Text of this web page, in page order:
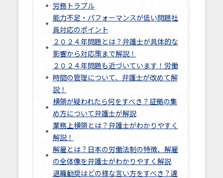
労務トラブル
能力不足・パフォーマンスが低い問題社
員対応のポイント
２０２４年問題とは？弁護士が具体的な
影響から対応策まで解説！
２０２４年問題も近づいています！労働
時間の管理について、弁護士が改めて解
説！
横領が疑われたら何をすべき？証拠の集
め方について弁護士が解説
業務上横領とは？弁護士がわかりやすく
解説！
解雇とは？日本の労働法制の特徴、解雇
の全体像を弁護士がわかりやすく解説
退職勧奨はどの様な言い方をすべき？違